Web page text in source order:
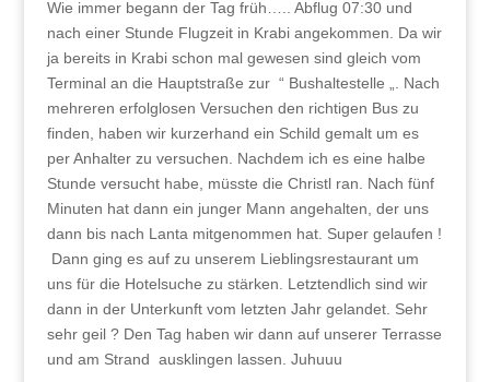
Wie immer begann der Tag früh….. Abflug 07:30 und
nach einer Stunde Flugzeit in Krabi angekommen. Da wir
ja bereits in Krabi schon mal gewesen sind gleich vom
Terminal an die Hauptstraße zur “ Bushaltestelle „. Nach
mehreren erfolglosen Versuchen den richtigen Bus zu
finden, haben wir kurzerhand ein Schild gemalt um es
per Anhalter zu versuchen. Nachdem ich es eine halbe
Stunde versucht habe, müsste die Christl ran. Nach fünf
Minuten hat dann ein junger Mann angehalten, der uns
dann bis nach Lanta mitgenommen hat. Super gelaufen !
Dann ging es auf zu unserem Lieblingsrestaurant um
uns für die Hotelsuche zu stärken. Letztendlich sind wir
dann in der Unterkunft vom letzten Jahr gelandet. Sehr
sehr geil ? Den Tag haben wir dann auf unserer Terrasse
und am Strand ausklingen lassen. Juhuuu